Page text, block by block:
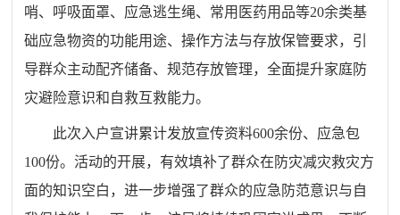
哨、呼吸面罩、应急逃生绳、常用医药用品等20余类基
础应急物资的功能用途、操作方法与存放保管要求，引
导群众主动配齐储备、规范存放管理，全面提升家庭防
灾避险意识和自救互救能力。
此次入户宣讲累计发放宣传资料600余份、应急包
100份。活动的开展，有效填补了群众在防灾减灾救灾方
面的知识空白，进一步增强了群众的应急防范意识与自